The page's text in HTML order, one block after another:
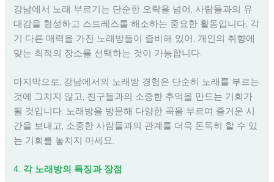
강남에서 노래 부르기는 단순한 오락을 넘어, 사람들과의 유
대감을 형성하고 스트레스를 해소하는 중요한 활동입니다. 각
기 다른 매력을 가진 노래방들이 즐비해 있어, 개인의 취향에
맞는 최적의 장소를 선택하는 것이 가능합니다.
마지막으로, 강남에서의 노래방 경험은 단순히 노래를 부르는
것에 그치지 않고, 친구들과의 소중한 추억을 만드는 기회가
될 것입니다. 노래방을 방문해 다양한 곡을 부르며 즐거운 시
간을 보내고, 소중한 사람들과의 관계를 더욱 돈독히 할 수 있
는 기회를 놓치지 마세요.
4. 각 노래방의 특징과 장점